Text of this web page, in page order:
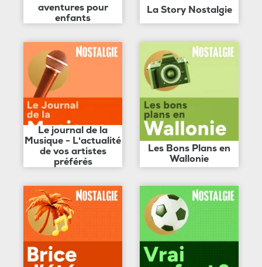
aventures pour
enfants
La Story Nostalgie
Le journal de la
Musique - L'actualité
de vos artistes
préférés
Les Bons Plans en
Wallonie